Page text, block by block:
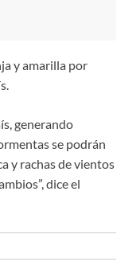
y amarilla por
generando
se podrán
y rachas de vientos
dice el